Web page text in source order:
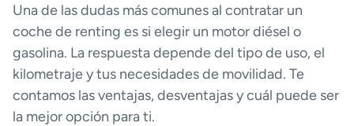
Una de las dudas más comunes al contratar un
coche de renting es si elegir un motor diésel o
gasolina. La respuesta depende del tipo de uso, el
kilometraje y tus necesidades de movilidad. Te
contamos las ventajas, desventajas y cuál puede ser
la mejor opción para ti.